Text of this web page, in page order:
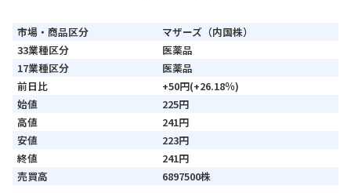
市場・商品区分
マザーズ（内国株）
33業種区分
医薬品
17業種区分
医薬品
前日比
+50円(+26.18％)
始値
225円
高値
241円
安値
223円
終値
241円
売買高
6897500株